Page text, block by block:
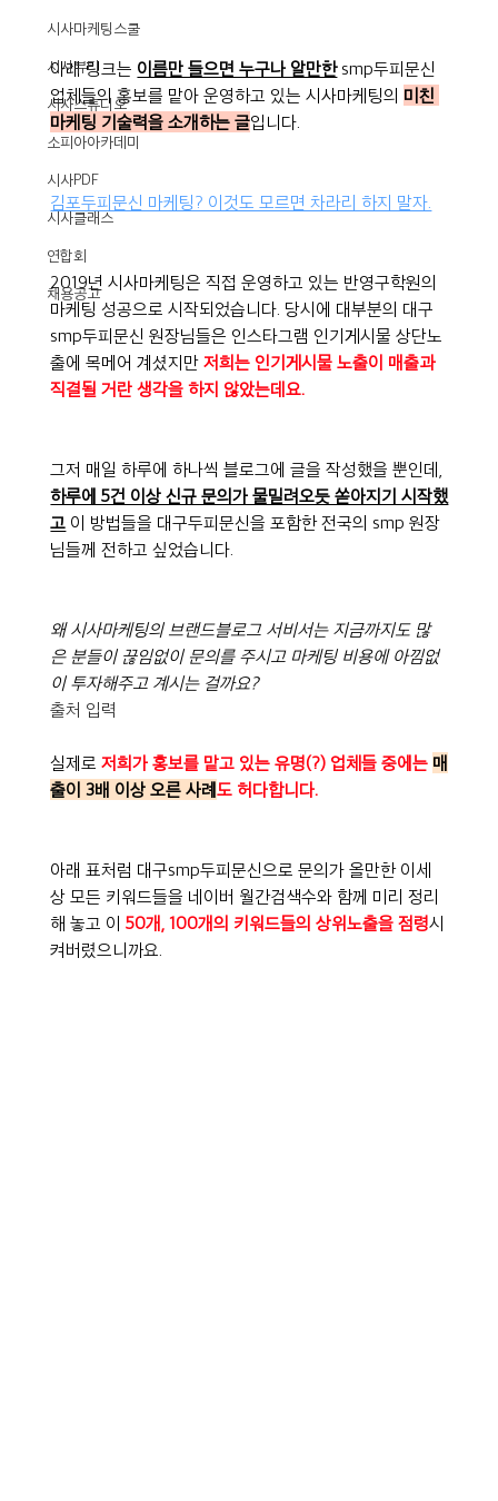
시사마케팅스쿨
시사뷰티
시사스튜디오
소피아아카데미
시사PDF
시사클래스
연합회
채용공고
아래 링크는 이름만 들으면 누구나 알만한 smp두피문신
업체들의 홍보를 맡아 운영하고 있는 시사마케팅의 미친
마케팅 기술력을 소개하는 글입니다.
김포두피문신 마케팅? 이것도 모르면 차라리 하지 말자.
2019년 시사마케팅은 직접 운영하고 있는 반영구학원의
마케팅 성공으로 시작되었습니다. 당시에 대부분의 대구
smp두피문신 원장님들은 인스타그램 인기게시물 상단노
출에 목메어 계셨지만 저희는 인기게시물 노출이 매출과
직결될 거란 생각을 하지 않았는데요.
그저 매일 하루에 하나씩 블로그에 글을 작성했을 뿐인데,
하루에 5건 이상 신규 문의가 물밀려오듯 쏟아지기 시작했
고 이 방법들을 대구두피문신을 포함한 전국의 smp 원장
님들께 전하고 싶었습니다.
왜 시사마케팅의 브랜드블로그 서비서는 지금까지도 많
은 분들이 끊임없이 문의를 주시고 마케팅 비용에 아낌없
이 투자해주고 계시는 걸까요?
출처 입력
실제로 저희가 홍보를 맡고 있는 유명(?) 업체들 중에는 매
출이 3배 이상 오른 사례도 허다합니다.
아래 표처럼 대구smp두피문신으로 문의가 올만한 이세
상 모든 키워드들을 네이버 월간검색수와 함께 미리 정리
해 놓고 이 50개, 100개의 키워드들의 상위노출을 점령시
켜버렸으니까요.